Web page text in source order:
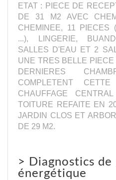
ETAT : PIECE DE
DE 31 M2 AVEC
CHEMINEE, 11 PIECES
...), LINGERIE,
SALLES D'EAU ET 2
UNE TRES BELLE
DERNIERES
COMPLETENT
CHAUFFAGE
TOITURE REFAITE EN
JARDIN CLOS ET
DE 29 M2.
> Diagnostics
énergétique